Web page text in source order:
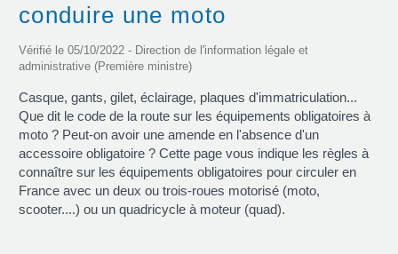
conduire une moto
Vérifié le 05/10/2022 - Direction de l'information légale et
administrative (Première ministre)
Casque, gants, gilet, éclairage, plaques d'immatriculation...
Que dit le code de la route sur les équipements obligatoires à
moto ? Peut-on avoir une amende en l'absence d'un
accessoire obligatoire ? Cette page vous indique les règles à
connaître sur les équipements obligatoires pour circuler en
France avec un deux ou trois-roues motorisé (moto,
scooter....) ou un quadricycle à moteur (quad).